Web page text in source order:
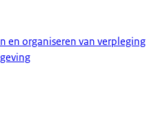
en organiseren van verpleging